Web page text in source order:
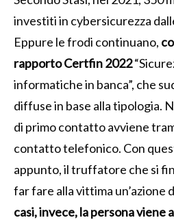
investiti in cybersicurezza
Eppure le frodi continuano,
rapporto Certfin 2022
informatiche in banca”, che
diffuse in base alla tipologia.
di primo contatto avviene
contatto telefonico. Con
appunto, il truffatore che si
far fare alla vittima un’azione
casi, invece, la persona viene